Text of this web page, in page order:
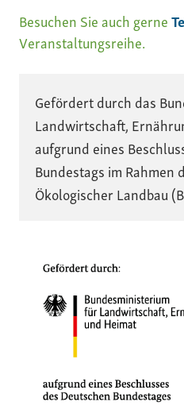
Besuchen Sie auch gerne
Veranstaltungsreihe.
Gefördert durch das
Landwirtschaft,
aufgrund eines
Bundestags im Rahmen
Ökologischer Landbau